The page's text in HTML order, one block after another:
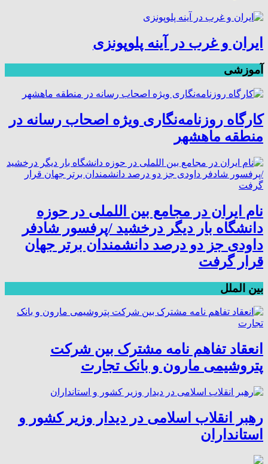
ایران و غرب در آینه پلوپونزی
آموزشی
کارگاه روزنامه‌نگاری ویژه اصحاب رسانه در
منطقه ماهشهر
نام ایران در مجامع بین اللملی در حوزه
دانشگاه بار دیگر درخشید /پرفسور شادفر
داودی جز دو درصد دانشمندان برتر جهان
قرار گرفت
بین الملل
انعقاد تفاهم نامه مشترک بین شرکت
پتروشیمی مارون و بانک تجارت
رهبر انقلاب اسلامی در دیدار وزیر کشور و
استانداران